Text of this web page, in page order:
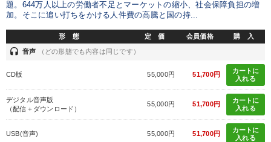
題。644万人以上の労働者不足とマーケットの縮小、社会保障負担の増
加。そこに追い打ちをかける人件費の高騰と国の持...
形 態 定 価 会員価格 購 入
headset 音声 （どの形態でも内容は同じです）
CD版 55,000円 51,700円
カートに
入れる
デジタル音声版
（配信＋ダウンロード）
55,000円 51,700円
カートに
入れる
USB(音声) 55,000円 51,700円
カートに
入れる